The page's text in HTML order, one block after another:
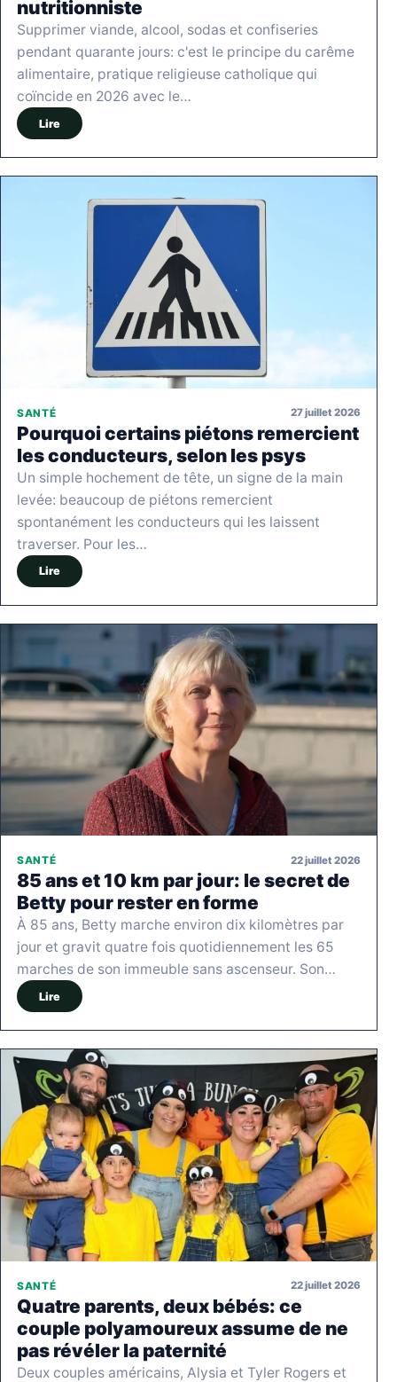
nutritionniste
Supprimer viande, alcool, sodas et confiseries
pendant quarante jours: c'est le principe du carême
alimentaire, pratique religieuse catholique qui
coïncide en 2026 avec le…
Lire
SANTÉ 27 juillet 2026
Pourquoi certains piétons remercient
les conducteurs, selon les psys
Un simple hochement de tête, un signe de la main
levée: beaucoup de piétons remercient
spontanément les conducteurs qui les laissent
traverser. Pour les…
Lire
SANTÉ 22 juillet 2026
85 ans et 10 km par jour: le secret de
Betty pour rester en forme
À 85 ans, Betty marche environ dix kilomètres par
jour et gravit quatre fois quotidiennement les 65
marches de son immeuble sans ascenseur. Son…
Lire
SANTÉ 22 juillet 2026
Quatre parents, deux bébés: ce
couple polyamoureux assume de ne
pas révéler la paternité
Deux couples américains, Alysia et Tyler Rogers et